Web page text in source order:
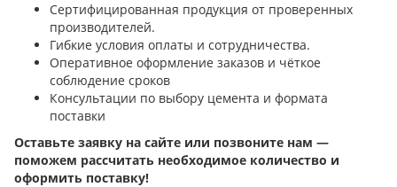
Сертифицированная продукция от проверенных
производителей.
Гибкие условия оплаты и сотрудничества.
Оперативное оформление заказов и чёткое
соблюдение сроков
Консультации по выбору цемента и формата
поставки
Оставьте заявку на сайте или позвоните нам —
поможем рассчитать необходимое количество и
оформить поставку!